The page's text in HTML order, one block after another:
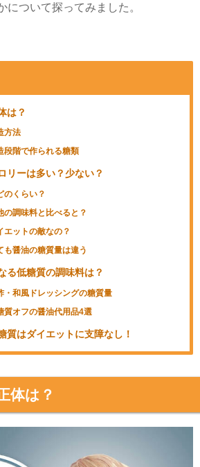
について探ってみました。
は？
方法
段階で作られる糖類
リーは多い？少ない？
のくらい？
の調味料と比べると？
エットの敵なの？
も醤油の糖質量は違う
る低糖質の調味料は？
・和風ドレッシングの糖質量
質オフの醤油代用品4選
質はダイエットに支障なし！
体は？